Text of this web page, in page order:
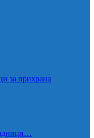
за прихрана